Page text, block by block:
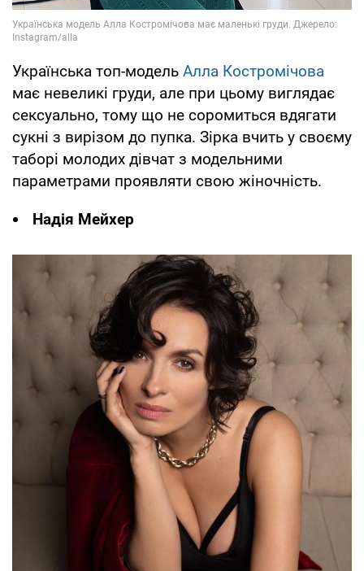
Українська топ-модель Алла Костромічова
має невеликі груди, але при цьому виглядає
сексуально, тому що не соромиться вдягати
сукні з вирізом до пупка. Зірка вчить у своєму
таборі молодих дівчат з модельними
параметрами проявляти свою жіночність.
Надія Мейхер